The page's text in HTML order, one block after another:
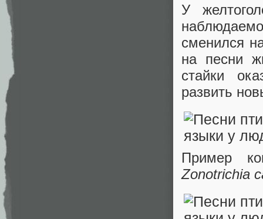
У
сменился
на песни
стайки
развить
Пример
Zonotrichia